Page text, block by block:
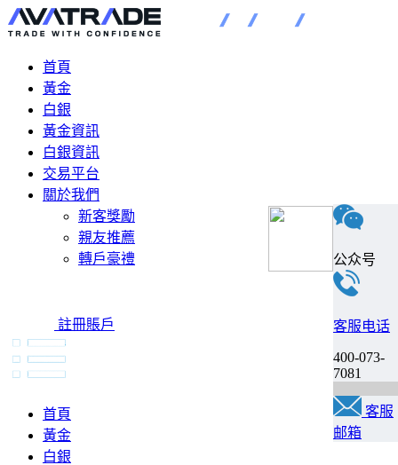
首頁
黃金
白銀
黃金資訊
白銀資訊
交易平台
關於我們
新客獎勵
親友推薦
轉戶豪禮
註冊賬戶
首頁
黃金
白銀
公众号
客服电话
400-073-
7081
客服
邮箱